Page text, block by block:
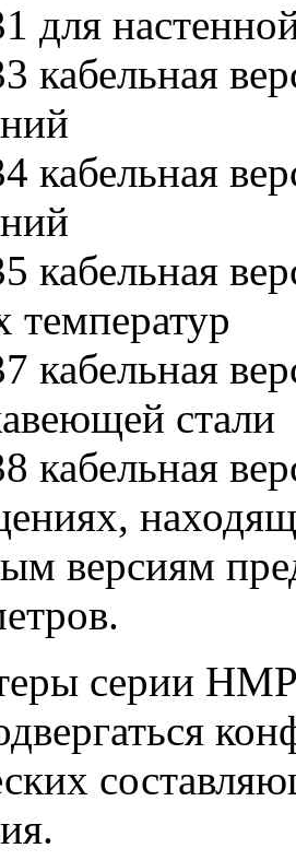
для
температур
кабельная
стали
версиям
серии